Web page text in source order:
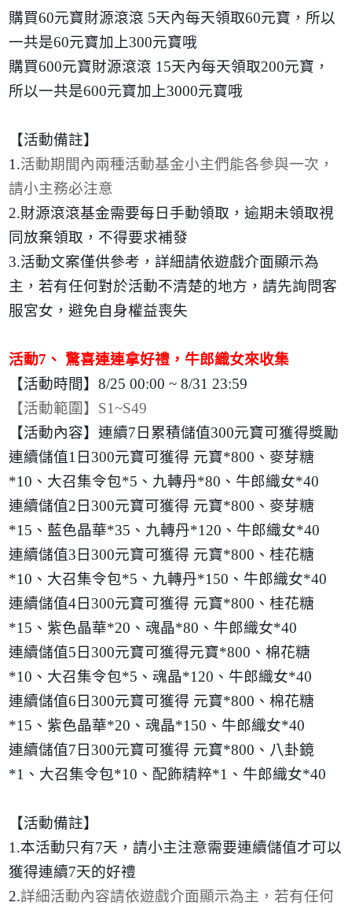
購買60元寶財源滾滾 5天內每天領取60元寶，所以
一共是60元寶加上300元寶哦
購買600元寶財源滾滾 15天內每天領取200元寶，
所以一共是600元寶加上3000元寶哦
【活動備註】
1.活動期間內兩種活動基金小主們能各參與一次，
請小主務必注意
2.財源滾滾基金需要每日手動領取，逾期未領取視
同放棄領取，不得要求補發
3.活動文案僅供參考，詳細請依遊戲介面顯示為
主，若有任何對於活動不清楚的地方，請先詢問客
服宮女，避免自身權益喪失
活動7 、 驚喜連連拿好禮，牛郎織女來收集
【活動時間】8/25 00:00 ~ 8/31 23:59
【活動範圍】 S1~S49
【活動內容】連續7 日累積儲值300元寶可獲得獎勵
連續儲值1 日 300元寶可獲得 元寶*800 、麥芽糖
*10 、大召集令包*5 、九轉丹*80 、牛郎織女*40
連續儲值2 日 300元寶可獲得 元寶*800 、麥芽糖
*15 、藍色晶華*35 、九轉丹*120 、牛郎織女*40
連續儲值3 日 300元寶可獲得 元寶*800 、桂花糖
*10 、大召集令包*5 、九轉丹*150 、牛郎織女*40
連續儲值4日 300元寶可獲得 元寶*800 、桂花糖
*15 、紫色晶華*20 、魂晶*80 、牛郎織女*40
連續儲值5 日 300元寶可獲得元寶*800 、棉花糖
*10 、大召集令包*5 、魂晶*120 、牛郎織女*40
連續儲值6 日 300元寶可獲得 元寶*800 、棉花糖
*15 、紫色晶華*20 、魂晶*150 、牛郎織女*40
連續儲值7 日 300元寶可獲得 元寶*800 、八卦鏡
*1 、大召集令包*10 、配飾精粹*1 、牛郎織女*40
【活動備註】
1.本活動只有7天，請小主注意需要連續儲值才可以
獲得連續7天的好禮
2.詳細活動內容請依遊戲介面顯示為主，若有任何